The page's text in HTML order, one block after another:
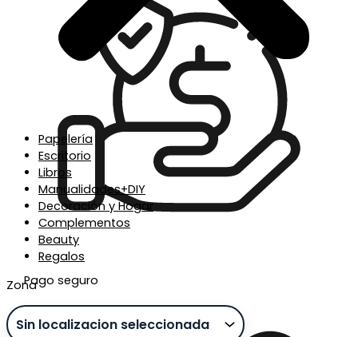
Papelería
Escritorio
Libros
Manualidades+DIY
Decoración y Hogar
Complementos
Beauty
Regalos
ZonaPago seguro